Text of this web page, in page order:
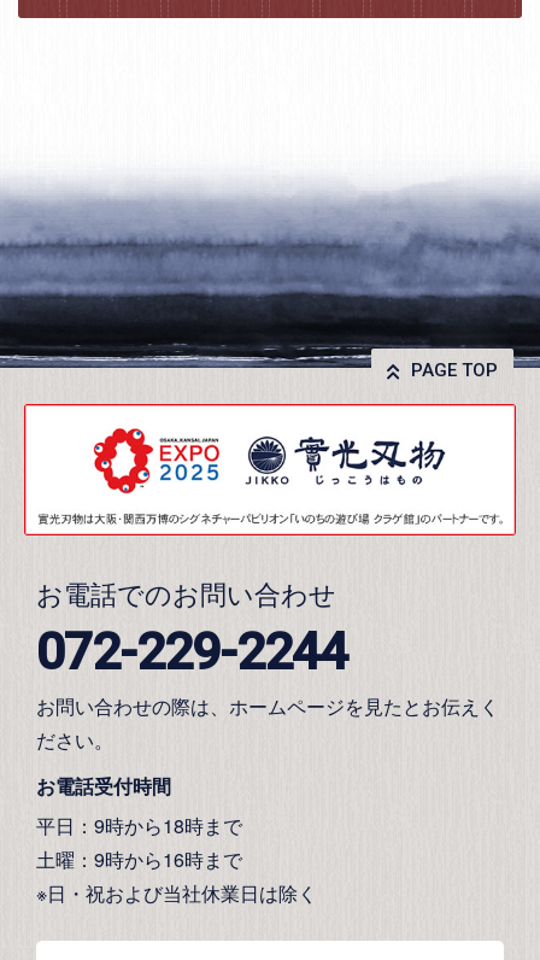
PAGE TOP
お電話でのお問い合わせ
072-229-2244
お問い合わせの際は、ホームページを見たとお伝えく
ださい。
お電話受付時間
平日：9時から18時まで
土曜：9時から16時まで
※日・祝および当社休業日は除く